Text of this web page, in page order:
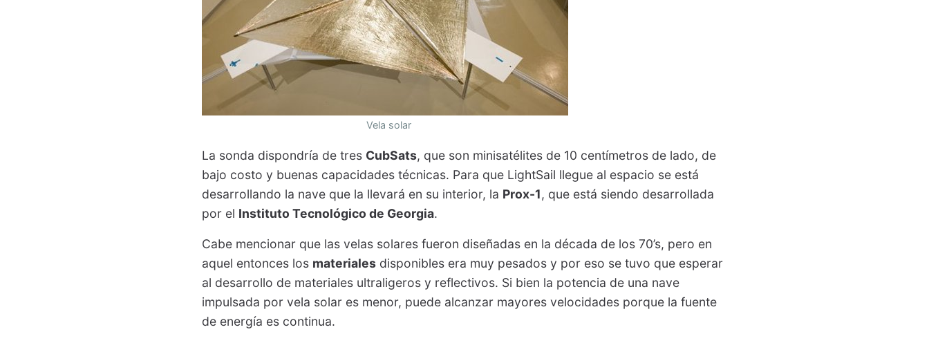
Vela solar
La sonda dispondría de tres CubSats, que son minisatélites de 10 centímetros de lado, de
bajo costo y buenas capacidades técnicas. Para que LightSail llegue al espacio se está
desarrollando la nave que la llevará en su interior, la Prox-1, que está siendo desarrollada
por el Instituto Tecnológico de Georgia.
Cabe mencionar que las velas solares fueron diseñadas en la década de los 70’s, pero en
aquel entonces los materiales disponibles era muy pesados y por eso se tuvo que esperar
al desarrollo de materiales ultraligeros y reflectivos. Si bien la potencia de una nave
impulsada por vela solar es menor, puede alcanzar mayores velocidades porque la fuente
de energía es continua.